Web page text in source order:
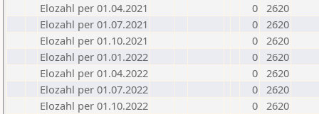
Elozahl per 01.04.2021
0 2620
Elozahl per 01.07.2021
0 2620
Elozahl per 01.10.2021
0 2620
Elozahl per 01.01.2022
0 2620
Elozahl per 01.04.2022
0 2620
Elozahl per 01.07.2022
0 2620
Elozahl per 01.10.2022
0 2620